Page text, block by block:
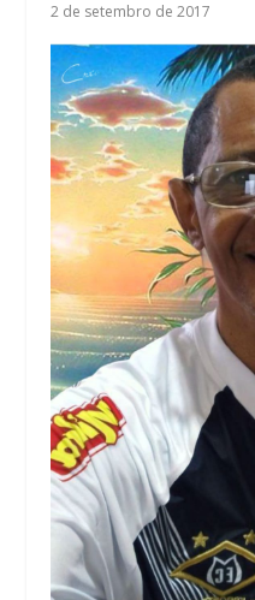
2 de setembro de 2017